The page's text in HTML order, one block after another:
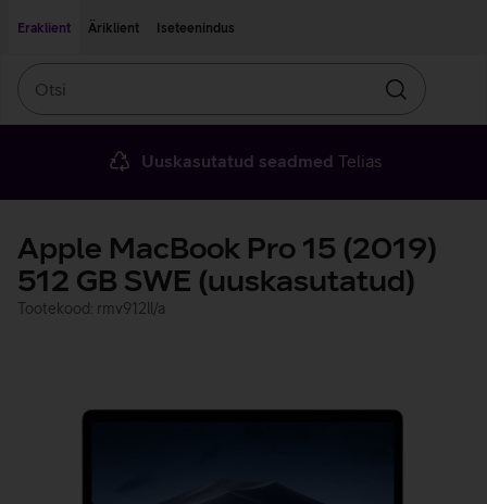
Eraklient
Äriklient Iseteenindus
Otsin
Uuskasutatud seadmed Telias
Apple MacBook Pro 15 (2019)
512 GB SWE (uuskasutatud)
Tootekood: rmv912ll/a